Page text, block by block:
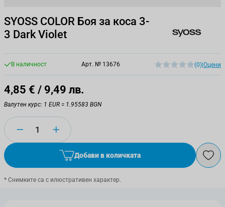
SYOSS COLOR Боя за коса 3-
3 Dark Violet
В наличност Арт. № 13676 (0) Оцени
4,85 € / 9,49 лв.
Валутен курс: 1 EUR = 1.95583 BGN
Количество
Добави в количката
* Снимките са с илюстративен характер.